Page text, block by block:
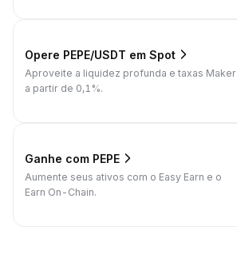
Opere PEPE/USDT em Spot
Aproveite a liquidez profunda e taxas Maker
a partir de 0,1%.
Ganhe com PEPE
Aumente seus ativos com o Easy Earn e o
Earn On-Chain.